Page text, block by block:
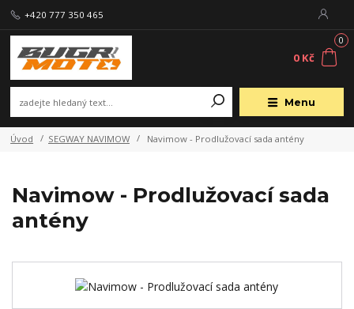
Menu
+420 777 350 465
0
0 Kč
Úvod SEGWAY NAVIMOW Navimow - Prodlužovací sada antény
Navimow - Prodlužovací sada
antény